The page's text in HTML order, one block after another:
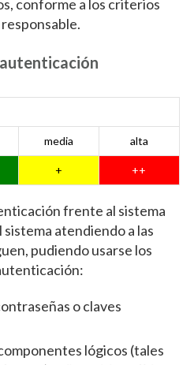
conforme a los criterios
media alta
+ ++
frente al sistema
atendiendo a las
pudiendo usarse los
o claves
lógicos (tales